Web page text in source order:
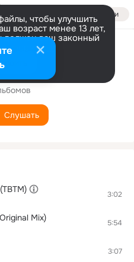
Войти
чтобы улучшить
возраст менее 13 лет,
должен ваш законный
информации
Слушать
3:02
Mix) 5:54
3:07